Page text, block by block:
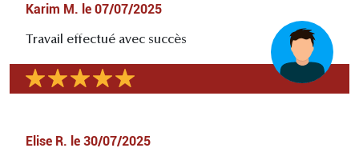
Karim M. le 07/07/2025
Travail effectué avec succès
Elise R. le 30/07/2025